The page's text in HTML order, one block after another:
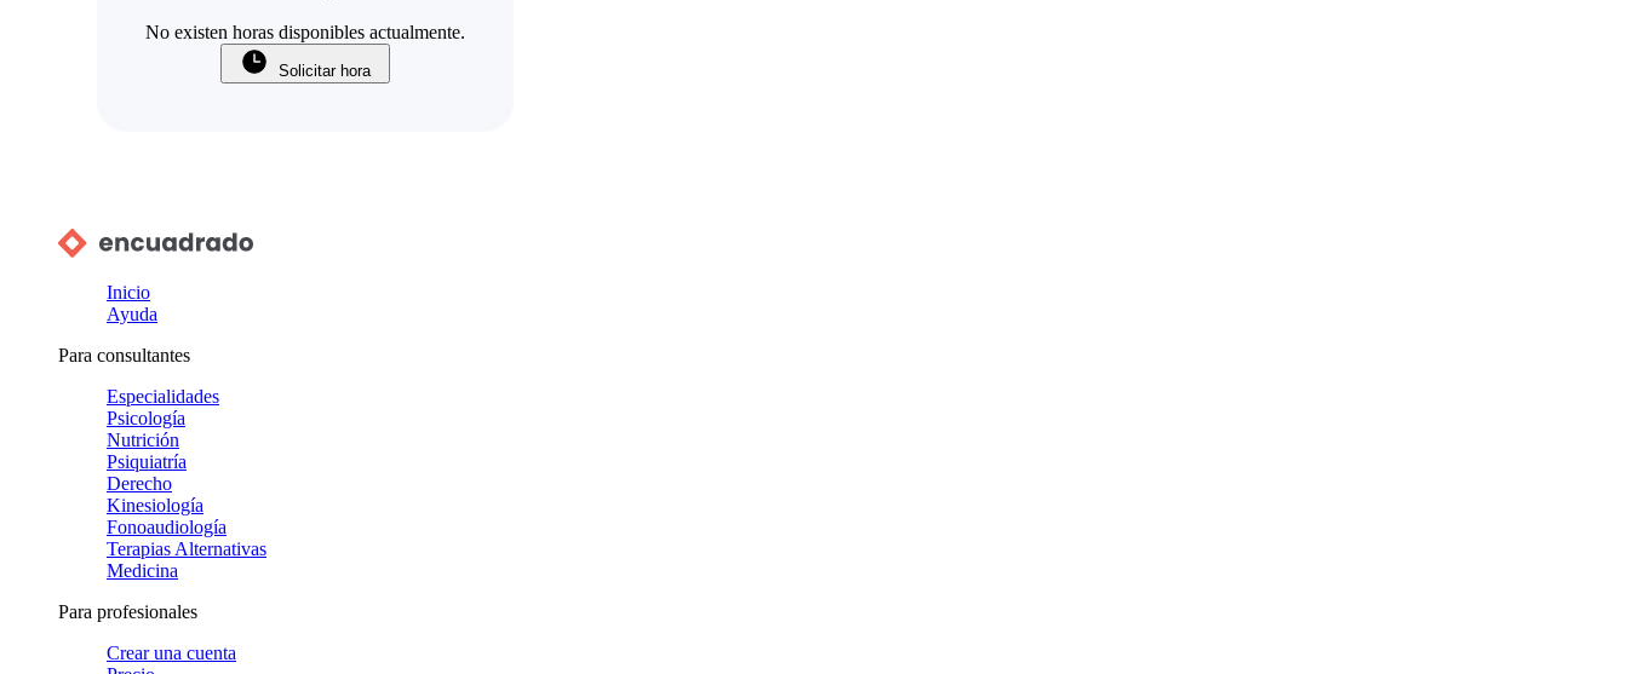
No existen horas disponibles actualmente.
Solicitar hora
Inicio
Ayuda
Para consultantes
Especialidades
Psicología
Nutrición
Psiquiatría
Derecho
Kinesiología
Fonoaudiología
Terapias Alternativas
Medicina
Para profesionales
Crear una cuenta